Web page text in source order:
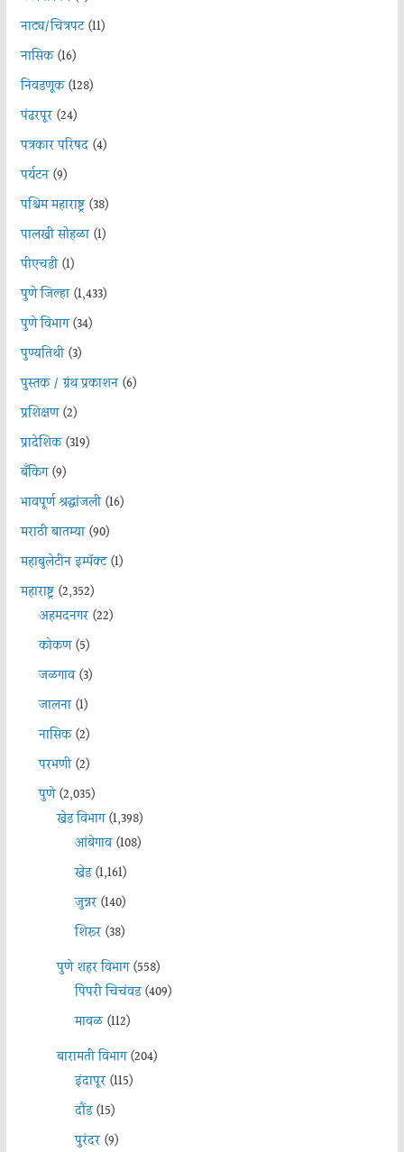
नाट्य/चित्रपट(11)
नासिक(16)
निवडणूक(128)
पंढरपूर(24)
पत्रकार परिषद(4)
पर्यटन(9)
पश्चिम महाराष्ट्र(38)
पालखी सोहळा(1)
पीएचडी(1)
पुणे जिल्हा(1,433)
पुणे विभाग(34)
पुण्यतिथी(3)
पुस्तक / ग्रंथ प्रकाशन(6)
प्रशिक्षण(2)
प्रादेशिक(319)
बँकिंग(9)
भावपूर्ण श्रद्धांजली(16)
मराठी बातम्या(90)
महाबुलेटीन इम्पॅक्ट(1)
महाराष्ट्र(2,352)
अहमदनगर(22)
कोकण(5)
जळगाव(3)
जालना(1)
नासिक(2)
परभणी(2)
पुणे(2,035)
खेड विभाग(1,398)
आंबेगाव(108)
खेड(1,161)
जुन्नर(140)
शिरूर(38)
पुणे शहर विभाग(558)
पिंपरी चिचंवड(409)
मावळ(112)
बारामती विभाग(204)
इंदापूर(115)
दौंड(15)
पुरंदर(9)